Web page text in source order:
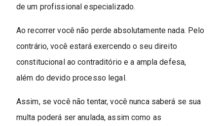
de um profissional especializado.
Ao recorrer você não perde absolutamente nada. Pelo
contrário, você estará exercendo o seu direito
constitucional ao contraditório e a ampla defesa,
além do devido processo legal.
Assim, se você não tentar, você nunca saberá se sua
multa poderá ser anulada, assim como as